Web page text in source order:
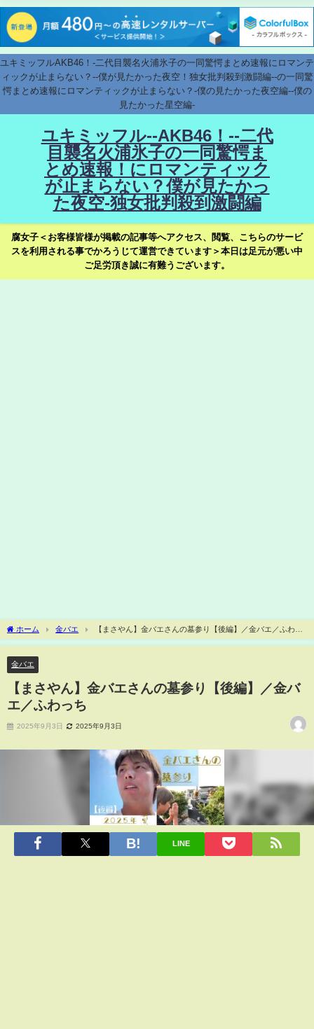
ユキミッフルAKB46！-二代目襲名火浦氷子の一同驚愕まとめ速報にロマンテ
ィックが止まらない？--僕が見たかった夜空！独女批判殺到激闘編--の一同驚
愕まとめ速報にロマンティックが止まらない？-僕の見たかった夜空編--僕の
見たかった星空編-
ユキミッフル--AKB46！--二代
目襲名火浦氷子の一同驚愕ま
とめ速報！にロマンティック
が止まらない？僕が見たかっ
た夜空-独女批判殺到激闘編
腐女子＜お客様皆様が掲載の記事等へアクセス、閲覧、こちらのサービ
スを利用される事でかろうじて運営できています＞本日は足元が悪い中
ご足労頂き誠に有難うございます。
ホーム 金バエ
【まさやん】金バエさんの墓参り【後編】／金バエ／ふわっ
ち
金バエ
【まさやん】金バエさんの墓参り【後編】／金バ
エ／ふわっち
2025年9月3日 2025年9月3日
LINE